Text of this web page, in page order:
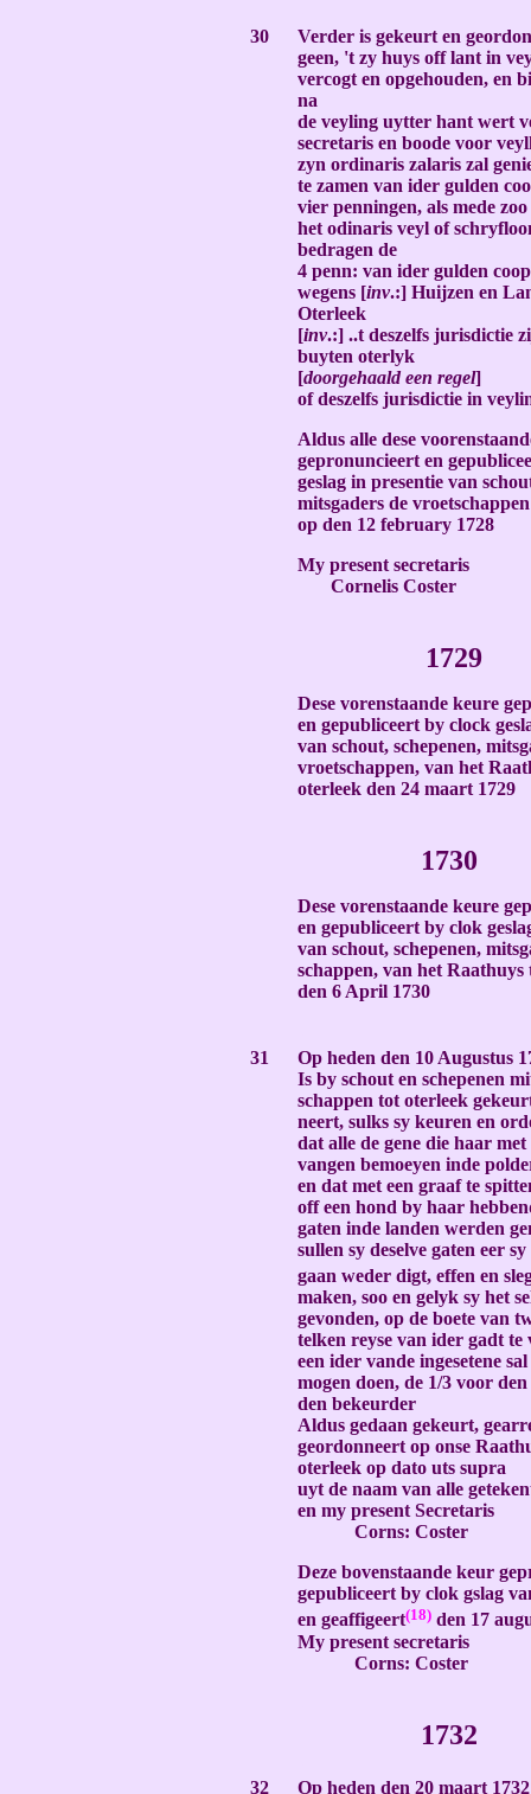
30
Verder is gekeurt en
geen, 't zy huys off lant in
vercogt en opgehouden, en
na
de veyling uytter hant wert
secretaris en boode voor
zyn ordinaris zalaris zal
te zamen van ider gulden
vier penningen, als mede zoo
het odinaris veyl of
bedragen de
4 penn: van ider gulden
wegens [inv.:] Huijzen en
Oterleek
[inv.:] ..t deszelfs jurisdictie
buyten oterlyk
[doorgehaald een regel]
of deszelfs jurisdictie in
Aldus alle dese
gepronuncieert en
geslag in presentie van
mitsgaders de
op den 12 february 1728
My present secretaris
Cornelis Coster
1729
Dese vorenstaande keure
en gepubliceert by clock
van schout, schepenen,
vroetschappen, van het
oterleek den 24 maart 1729
1730
Dese vorenstaande keure
en gepubliceert by clok
van schout, schepenen,
schappen, van het Raathuys
den 6 April 1730
31
Op heden den 10 Augustus
Is by schout en schepenen
schappen tot oterleek
neert, sulks sy keuren en
dat alle de gene die haar
vangen bemoeyen inde
en dat met een graaf te
off een hond by haar
gaten inde landen werden
sullen sy deselve gaten eer
gaan weder digt, effen en
maken, soo en gelyk sy het
gevonden, op de boete van
telken reyse van ider gadt te
een ider vande ingesetene
mogen doen, de 1/3 voor
den bekeurder
Aldus gedaan gekeurt,
geordonneert op onse
oterleek op dato uts supra
uyt de naam van alle
en my present Secretaris
Corns: Coster
Deze bovenstaande keur
gepubliceert by clok gslag
en geaffigeert(18) den 17
My present secretaris
Corns: Coster
1732
32
Op heden den 20 maart 1732